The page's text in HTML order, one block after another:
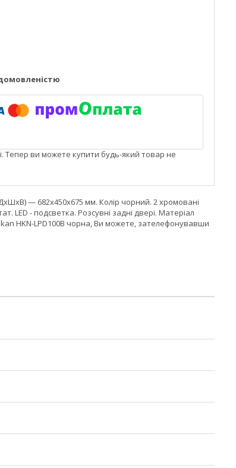
Тепер ви можете купити будь-який товар не
— 682х450х675 мм. Колір чорний. 2 хромовані
LED - подсветка. Розсувні задні двері. Матеріал
HKN-LPD100B чорна, Ви можете, зателефонувавши